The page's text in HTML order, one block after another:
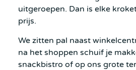
uitgeroepen. Dan is elke
prijs.
We zitten pal naast
na het shoppen schuif je
snackbistro of op ons grote